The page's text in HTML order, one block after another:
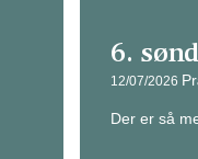
6.
12/07/2026
Der er så